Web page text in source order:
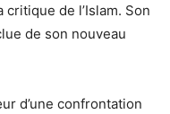
de l’Islam. Son
de son nouveau
d’une confrontation